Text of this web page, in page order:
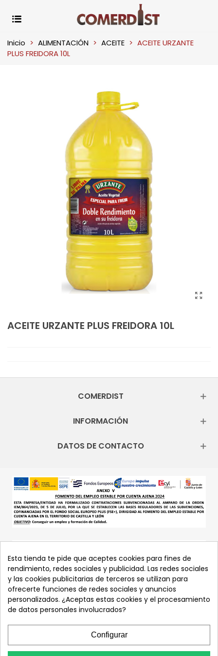
Inicio > ALIMENTACIÓN > ACEITE > ACEITE URZANTE
PLUS FREIDORA 10L
ACEITE URZANTE PLUS FREIDORA 10L
COMERDIST
INFORMACIÓN
DATOS DE CONTACTO
Esta tienda te pide que aceptes cookies para fines de
rendimiento, redes sociales y publicidad. Las redes sociales
y las cookies publicitarias de terceros se utilizan para
ofrecerte funciones de redes sociales y anuncios
personalizados. ¿Aceptas estas cookies y el procesamiento
de datos personales involucrados?
Configurar